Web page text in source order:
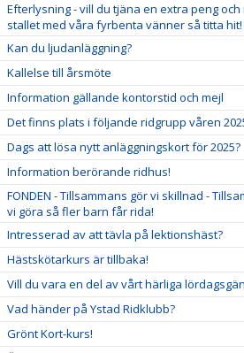
Efterlysning - vill du tjäna en extra peng och
stallet med våra fyrbenta vänner så titta hit!
Kan du ljudanläggning?
Kallelse till årsmöte
Information gällande kontorstid och mejl
Det finns plats i följande ridgrupp våren
Dags att lösa nytt anläggningskort för 2025?
Information berörande ridhus!
FONDEN - Tillsammans gör vi skillnad -
vi göra så fler barn får rida!
Intresserad av att tävla på lektionshäst?
Hästskötarkurs är tillbaka!
Vill du vara en del av vårt härliga
Vad händer på Ystad Ridklubb?
Grönt Kort-kurs!